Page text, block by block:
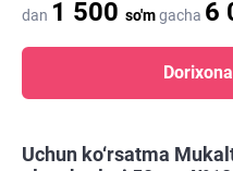
dan 1 500 so'mgacha 6
Uchun ko‘rsatma